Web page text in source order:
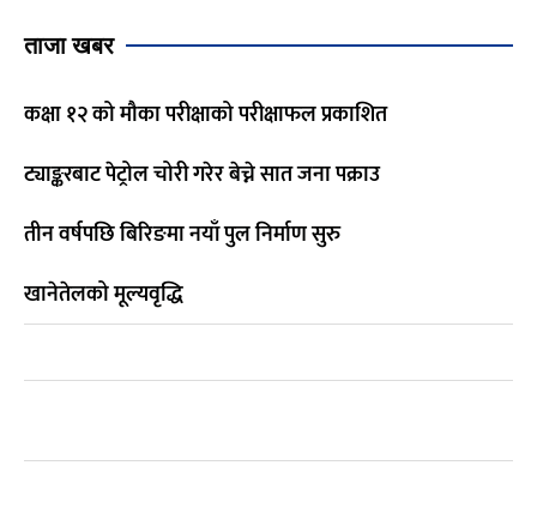
ताजा खबर
कक्षा १२ को मौका परीक्षाको परीक्षाफल प्रकाशित
ट्याङ्करबाट पेट्रोल चोरी गरेर बेच्ने सात जना पक्राउ
तीन वर्षपछि बिरिङमा नयाँ पुल निर्माण सुरु
खानेतेलको मूल्यवृद्धि